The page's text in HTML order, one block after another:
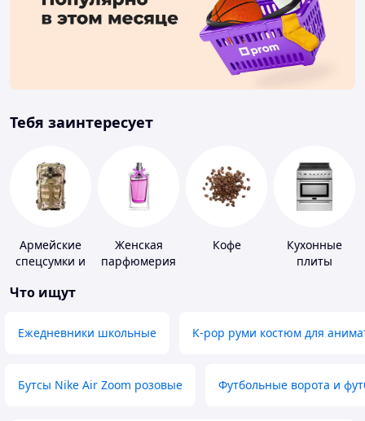
Тебя заинтересует
Армейские
спецсумки и
Женская
парфюмерия
Кофе
Кухонные
плиты
Что ищут
Ежедневники школьные K-pop руми костюм для
Бутсы Nike Air Zoom розовые Футбольные ворота и